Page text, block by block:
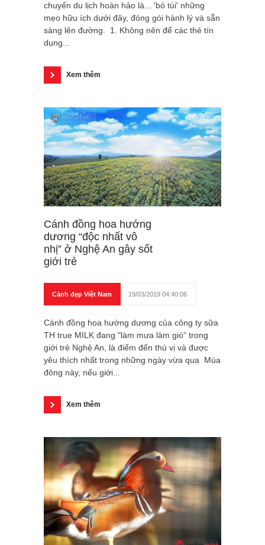
chuyến du lịch hoàn hảo là... 'bỏ túi' những
mẹo hữu ích dưới đây, đóng gói hành lý và sẵn
sàng lên đường. 1. Không nên để các thẻ tín
dụng...
Xem thêm
Cánh đồng hoa hướng
dương “độc nhất vô
nhị” ở Nghệ An gây sốt
giới trẻ
Cảnh đẹp Việt Nam 19/03/2019 04:40:06
Cánh đồng hoa hướng dương của công ty sữa
TH true MILK đang "làm mưa làm gió" trong
giới trẻ Nghệ An, là điểm đến thú vị và được
yêu thích nhất trong những ngày vừa qua Mùa
đông này, nếu giới...
Xem thêm